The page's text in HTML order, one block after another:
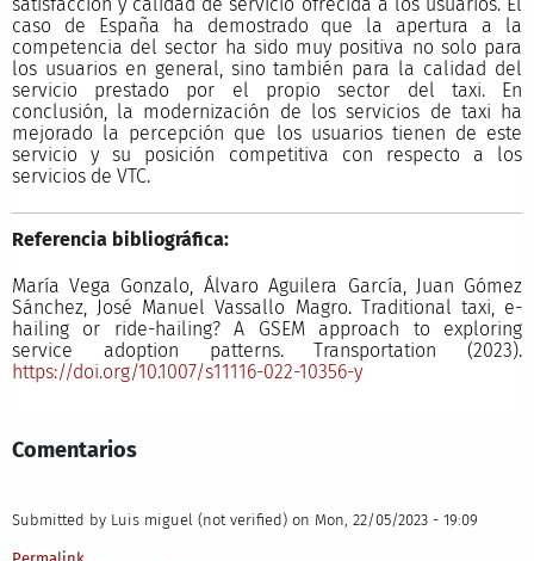
caso de España ha demostrado que la apertura a la
competencia del sector ha sido muy positiva no solo para
los usuarios en general, sino también para la calidad del
servicio prestado por el propio sector del taxi. En
conclusión, la modernización de los servicios de taxi ha
mejorado la percepción que los usuarios tienen de este
servicio y su posición competitiva con respecto a los
servicios de VTC.
Referencia bibliográfica:
María Vega Gonzalo, Álvaro Aguilera García, Juan Gómez
Sánchez, José Manuel Vassallo Magro. Traditional taxi, e-
hailing or ride-hailing? A GSEM approach to exploring
service adoption patterns. Transportation (2023).
https://doi.org/10.1007/s11116-022-10356-y
Comentarios
Submitted by Luis miguel (not verified) on Mon, 22/05/2023 - 19:09